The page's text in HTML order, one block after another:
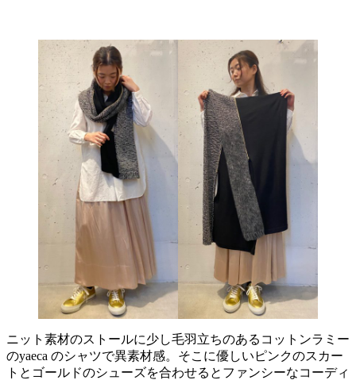
ニット素材のストールに少し毛羽立ちのあるコットンラミー
のyaeca のシャツで異素材感。そこに優しいピンクのスカー
トとゴールドのシューズを合わせるとファンシーなコーディ